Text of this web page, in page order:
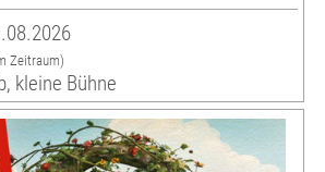
Zeitraum)
kleine Bühne